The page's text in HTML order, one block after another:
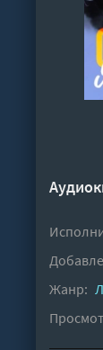
Жанр: